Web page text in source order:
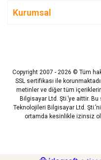
Kurumsal
Copyright 2007 - 2026 © Tüm
SSL sertifikası ile
metinler ve diğer tüm
Bilgisayar Ltd. Şti.’ye aittir.
Teknolojileri Bilgisayar Ltd.
ortamda kesinlikle izinsiz